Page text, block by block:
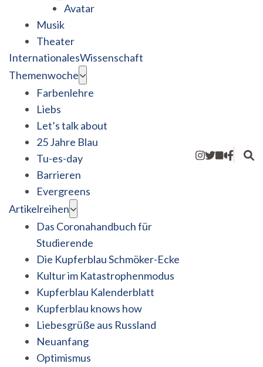
Avatar
Musik
Theater
InternationalesWissenschaft
Themenwoche
Farbenlehre
Liebs
Let’s talk about
25 Jahre Blau
Tu-es-day
Barrieren
Evergreens
Artikelreihen
Das Coronahandbuch für
Studierende
Die Kupferblau Schmöker-Ecke
Kultur im Katastrophenmodus
Kupferblau Kalenderblatt
Kupferblau knows how
Liebesgrüße aus Russland
Neuanfang
Optimismus